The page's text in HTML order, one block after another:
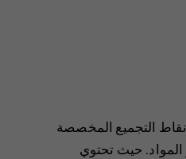
نقاط التجميع المخصصة
حيث تحتوي